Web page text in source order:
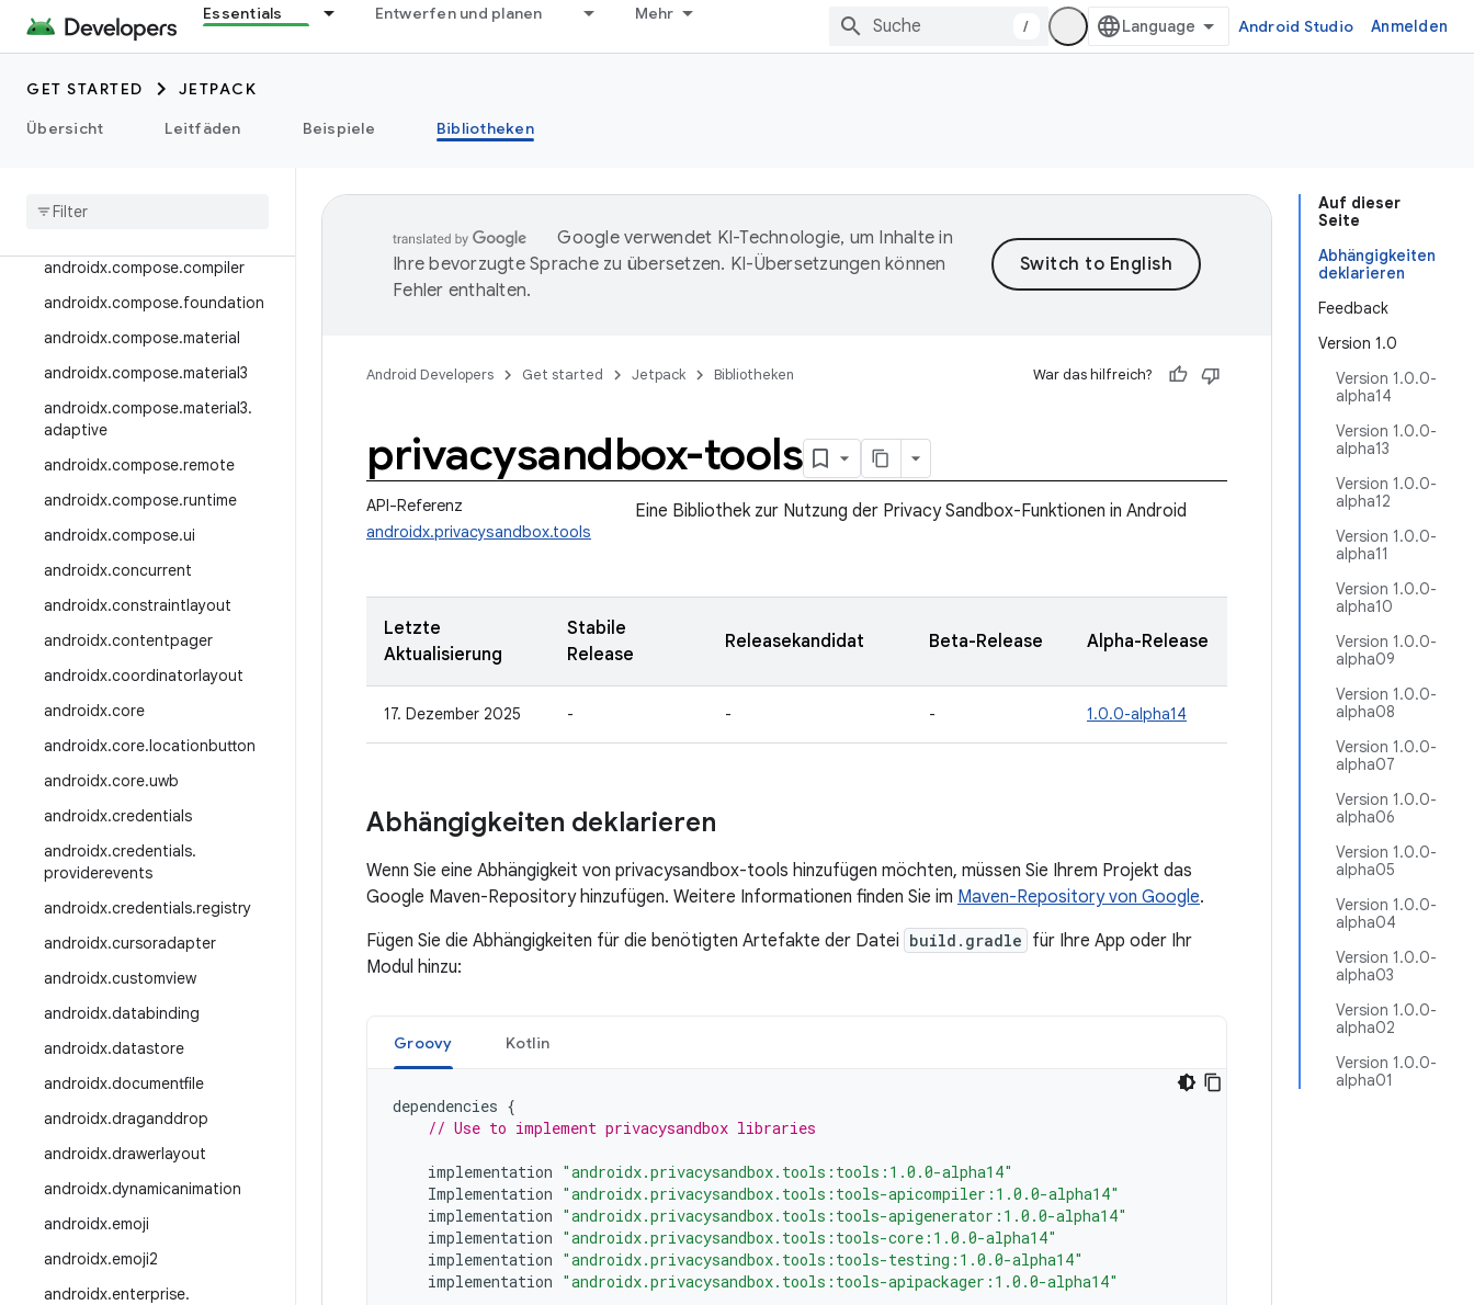
Essentials Entwerfen und planen Mehr
/ Android Studio Anmelden
GET STARTED
JETPACK
Übersicht
Leitfäden Beispiele Bibliotheken
androidx.camera.viewfinder
androidx.car
androidx.car.app
androidx.cardview
androidx.compose.compiler
androidx.compose.foundation
androidx.compose.material
androidx.compose.material3
androidx.compose.material3.
adaptive
androidx.compose.remote
androidx.compose.runtime
androidx.compose.ui
androidx.concurrent
androidx.constraintlayout
androidx.contentpager
androidx.coordinatorlayout
androidx.core
androidx.core.locationbutton
androidx.core.uwb
androidx.credentials
androidx.credentials.
providerevents
androidx.credentials.registry
androidx.cursoradapter
androidx.customview
androidx.databinding
androidx.datastore
androidx.documentfile
androidx.draganddrop
androidx.drawerlayout
androidx.dynamicanimation
androidx.emoji
androidx.emoji2
androidx.enterprise.
Auf dieser
Seite
Abhängigkeiten
deklarieren
Feedback
Version 1.0
Version 1.0.0-
alpha14
Version 1.0.0-
alpha13
Version 1.0.0-
alpha12
Version 1.0.0-
alpha11
Version 1.0.0-
alpha10
Version 1.0.0-
alpha09
Version 1.0.0-
alpha08
Version 1.0.0-
alpha07
Version 1.0.0-
alpha06
Version 1.0.0-
alpha05
Version 1.0.0-
alpha04
Version 1.0.0-
alpha03
Version 1.0.0-
alpha02
Version 1.0.0-
alpha01
Google verwendet KI-Technologie, um Inhalte in
Ihre bevorzugte Sprache zu übersetzen. KI-Übersetzungen können
Fehler enthalten.
Android Developers Get started Jetpack Bibliotheken War das hilfreich?
privacysandbox-tools
API-Referenz
androidx.privacysandbox.tools
Eine Bibliothek zur Nutzung der Privacy Sandbox-Funktionen in Android
Letzte
Aktualisierung
Stabile
Release
Releasekandidat Beta-Release Alpha-Release
17. Dezember 2025 - - - 1.0.0-alpha14
Abhängigkeiten deklarieren
Wenn Sie eine Abhängigkeit von privacysandbox-tools hinzufügen möchten, müssen Sie Ihrem Projekt das
Google Maven-Repository hinzufügen. Weitere Informationen finden Sie im Maven-Repository von Google.
Fügen Sie die Abhängigkeiten für die benötigten Artefakte der Datei build.gradle für Ihre App oder Ihr
Modul hinzu:
Groovy Kotlin
dependencies {
// Use to implement privacysandbox libraries
implementation "androidx.privacysandbox.tools:tools:1.0.0-alpha14"
Implementation "androidx.privacysandbox.tools:tools-apicompiler:1.0.0-alpha14"
implementation "androidx.privacysandbox.tools:tools-apigenerator:1.0.0-alpha14"
implementation "androidx.privacysandbox.tools:tools-core:1.0.0-alpha14"
implementation "androidx.privacysandbox.tools:tools-testing:1.0.0-alpha14"
implementation "androidx.privacysandbox.tools:tools-apipackager:1.0.0-alpha14"